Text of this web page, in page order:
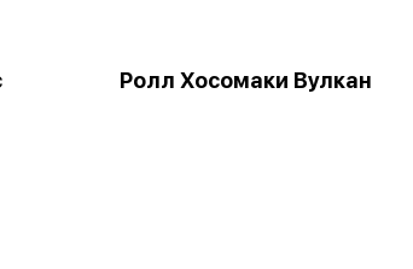
Ролл Хосомаки Вулкан